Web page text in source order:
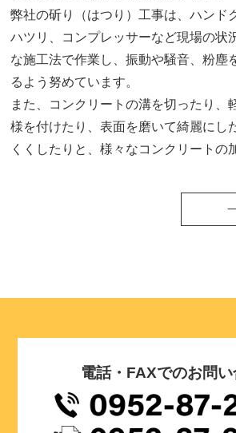
弊社の斫り（はつり）工事は、ハンド
ハツリ、コンプレッサーなど現場の状
な施工法で作業し、振動や騒音、粉塵
るよう努めています。
また、コンクリートの溝を切ったり、
様を付けたり、表面を磨いて綺麗にし
くくしたりと、様々なコンクリートの
電話・FAXでのお問